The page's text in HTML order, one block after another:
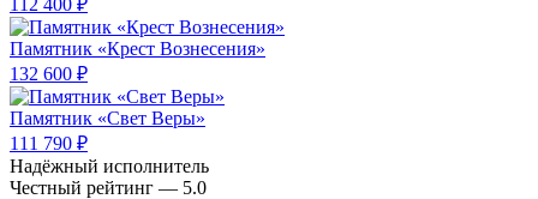
112 400 ₽
Памятник «Крест Вознесения»
132 600 ₽
Памятник «Свет Веры»
111 790 ₽
Надёжный исполнитель
Чеcтный рейтинг — 5.0